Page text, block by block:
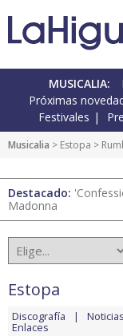
MUSICALIA:
Próximas
Festivales
Musicalia > Estopa >
Destacado:
Madonna
Estopa
Discografía Noticias
Enlaces